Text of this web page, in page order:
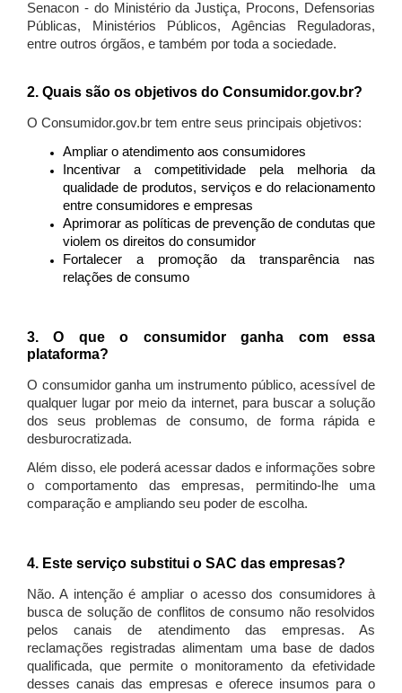
Senacon - do Ministério da Justiça, Procons, Defensorias
Públicas, Ministérios Públicos, Agências Reguladoras,
entre outros órgãos, e também por toda a sociedade.
2. Quais são os objetivos do Consumidor.gov.br?
O Consumidor.gov.br tem entre seus principais objetivos:
Ampliar o atendimento aos consumidores
Incentivar a competitividade pela melhoria da
qualidade de produtos, serviços e do relacionamento
entre consumidores e empresas
Aprimorar as políticas de prevenção de condutas que
violem os direitos do consumidor
Fortalecer a promoção da transparência nas
relações de consumo
3. O que o consumidor ganha com essa
plataforma?
O consumidor ganha um instrumento público, acessível de
qualquer lugar por meio da internet, para buscar a solução
dos seus problemas de consumo, de forma rápida e
desburocratizada.
Além disso, ele poderá acessar dados e informações sobre
o comportamento das empresas, permitindo-lhe uma
comparação e ampliando seu poder de escolha.
4. Este serviço substitui o SAC das empresas?
Não. A intenção é ampliar o acesso dos consumidores à
busca de solução de conflitos de consumo não resolvidos
pelos canais de atendimento das empresas. As
reclamações registradas alimentam uma base de dados
qualificada, que permite o monitoramento da efetividade
desses canais das empresas e oferece insumos para o